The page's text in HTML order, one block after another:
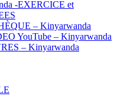
-EXERCICE et
– Kinyarwanda
YouTube – Kinyarwanda
– Kinyarwanda